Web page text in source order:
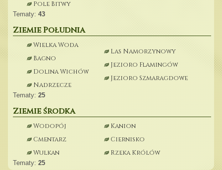
Pole Bitwy
Tematy:43
Ziemie Południa
Wielka Woda
Bagno
Dolina Wichów
Nadrzecze
Las Namorzynowy
Jezioro Flamingów
Jezioro Szmaragdowe
Tematy:25
Ziemie środka
Wodopój
Cmentarz
Wulkan
Kanion
Ciernisko
Rzeka Królów
Tematy:25